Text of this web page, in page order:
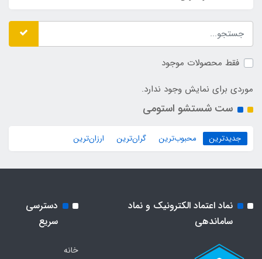
فقط محصولات موجود
موردی برای نمایش وجود ندارد.
ست شستشو استومی
جدیدترین محبوب‌ترین گران‌ترین ارزان‌ترین
نماد اعتماد الکترونیک و نماد
ساماندهی
دسترسی
سریع
خانه